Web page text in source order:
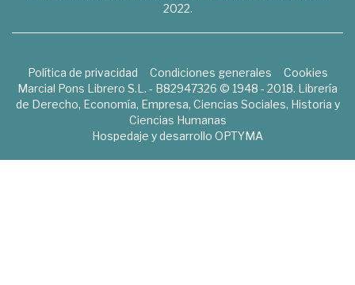
2022.
Política de privacidad Condiciones generales
Cookies
Marcial Pons Librero S.L. - B82947326 © 1948 - 2018. Librería
de Derecho, Economía, Empresa, Ciencias Sociales, Historia y
Ciencias Humanas
Hospedaje y desarrollo OPTYMA